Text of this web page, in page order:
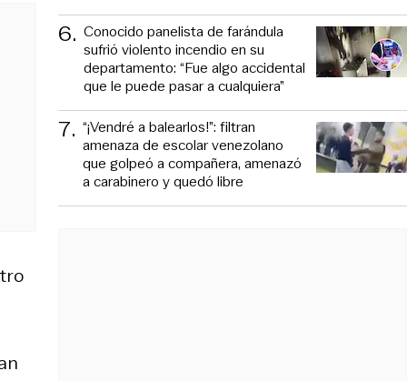
6. Conocido panelista de farándula
sufrió violento incendio en su
departamento: “Fue algo accidental
que le puede pasar a cualquiera”
7. “¡Vendré a balearlos!”: filtran
amenaza de escolar venezolano
que golpeó a compañera, amenazó
a carabinero y quedó libre